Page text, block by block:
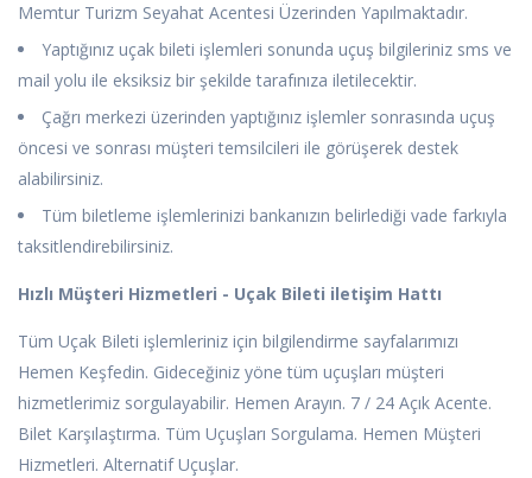
Memtur Turizm Seyahat Acentesi Üzerinden Yapılmaktadır.
Yaptığınız uçak bileti işlemleri sonunda uçuş bilgileriniz sms ve
mail yolu ile eksiksiz bir şekilde tarafınıza iletilecektir.
Çağrı merkezi üzerinden yaptığınız işlemler sonrasında uçuş
öncesi ve sonrası müşteri temsilcileri ile görüşerek destek
alabilirsiniz.
Tüm biletleme işlemlerinizi bankanızın belirlediği vade farkıyla
taksitlendirebilirsiniz.
Hızlı Müşteri Hizmetleri - Uçak Bileti iletişim Hattı
Tüm Uçak Bileti işlemleriniz için bilgilendirme sayfalarımızı
Hemen Keşfedin. Gideceğiniz yöne tüm uçuşları müşteri
hizmetlerimiz sorgulayabilir. Hemen Arayın. 7 / 24 Açık Acente.
Bilet Karşılaştırma. Tüm Uçuşları Sorgulama. Hemen Müşteri
Hizmetleri. Alternatif Uçuşlar.